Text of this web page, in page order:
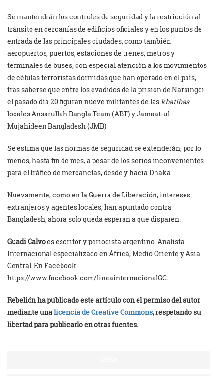
Se mantendrán los controles de seguridad y la restricción al
tránsito en cercanías de edificios oficiales y en los puntos de
entrada de las principales ciudades, como también
aeropuertos, puertos, estaciones de trenes, metros y
terminales de buses, con especial atención a los movimientos
de células terroristas dormidas que han operado en el país,
tras saberse que entre los evadidos de la prisión de Narsingdi
el pasado día 20 figuran nueve militantes de laskhatibas
locales Ansarullah Bangla Team (ABT) y Jamaat-ul-
Mujahideen Bangladesh (JMB)
Se estima que las normas de seguridad se extenderán, por lo
menos, hasta fin de mes, a pesar de los serios inconvenientes
para el tráfico de mercancías, desde y hacia Dhaka.
Nuevamente, como en la Guerra de Liberación, intereses
extranjeros y agentes locales, han apuntado contra
Bangladesh, ahora solo queda esperan a que disparen.
Guadi Calvoes escritor y periodista argentino. Analista
Internacional especializado en África, Medio Oriente y Asia
Central. En Facebook:
https://www.facebook.com/lineainternacionalGC.
Rebelión ha publicado este artículo con el permiso del autor
mediante unalicencia de Creative Commons, respetando su
libertad para publicarlo en otras fuentes.